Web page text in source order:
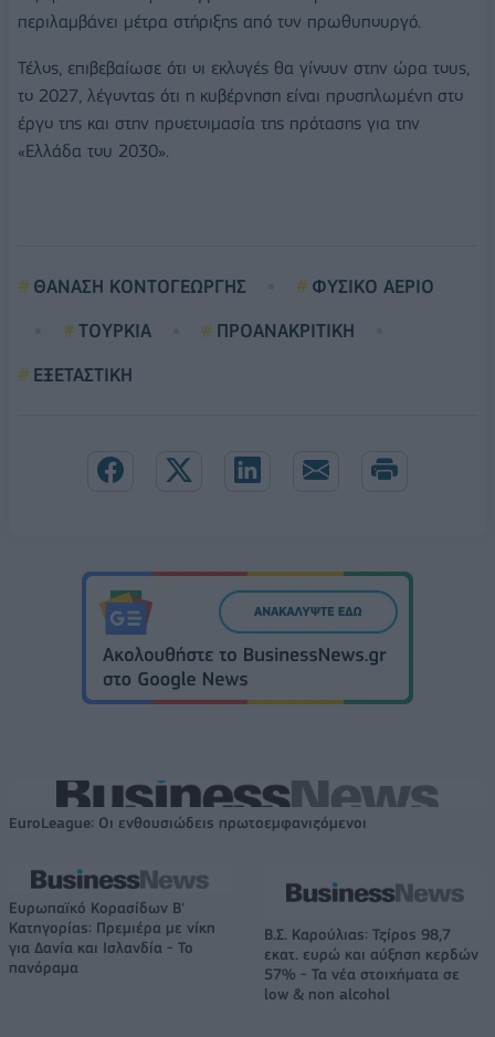
περιλαμβάνει μέτρα στήριξης από τον πρωθυπουργό.
Τέλος, επιβεβαίωσε ότι οι εκλογές θα γίνουν στην ώρα τους,
το 2027, λέγοντας ότι η κυβέρνηση είναι προσηλωμένη στο
έργο της και στην προετοιμασία της πρότασης για την
«Ελλάδα του 2030».
ΘΑΝΑΣΗ ΚΟΝΤΟΓΕΩΡΓΗΣ
ΦΥΣΙΚΟ ΑΕΡΙΟ
ΤΟΥΡΚΙΑ
ΠΡΟΑΝΑΚΡΙΤΙΚΗ
ΕΞΕΤΑΣΤΙΚΗ
EuroLeague: Οι ενθουσιώδεις πρωτοεμφανιζόμενοι
Ευρωπαϊκό Κορασίδων Β'
Κατηγορίας: Πρεμιέρα με νίκη
για Δανία και Ισλανδία - Το
πανόραμα
Β.Σ. Καρούλιας: Τζίρος 98,7
εκατ. ευρώ και αύξηση κερδών
57% - Τα νέα στοιχήματα σε
low & non alcohol